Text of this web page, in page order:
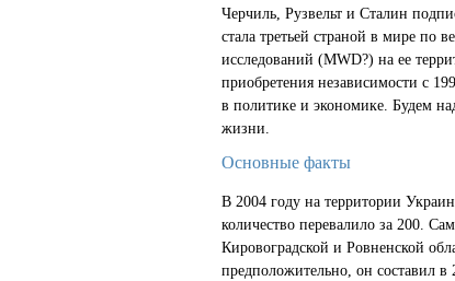
Черчиль, Рузвельт и Сталин
стала третьей страной в мире по
исследований (MWD?) на ее
приобретения независимости с
в политике и экономике. Будем
жизни.
Основные факты
В 2004 году на территории
количество перевалило за 200.
Кировоградской и Ровненской
предположительно, он составил